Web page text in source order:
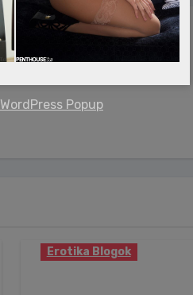
Erotika Blogok
WordPress Popup